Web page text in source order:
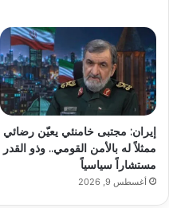
إيران: مجتبى خامنئي يعيّن رضائي
ممثلاً له بالأمن القومي.. وذو القدر
مستشاراً سياسياً
أغسطس 9, 2026